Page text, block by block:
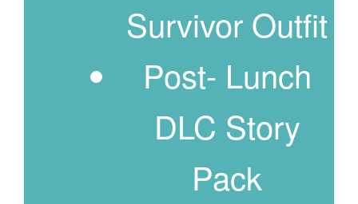
Survivor Outfit
Post- Lunch
DLC Story
Pack